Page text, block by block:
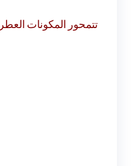
تتمحور المكونات